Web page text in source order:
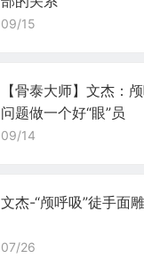
09/15
【骨泰大师】文杰：
问题做一个好“眼”员
09/14
文杰-“颅呼吸”徒手面
07/26